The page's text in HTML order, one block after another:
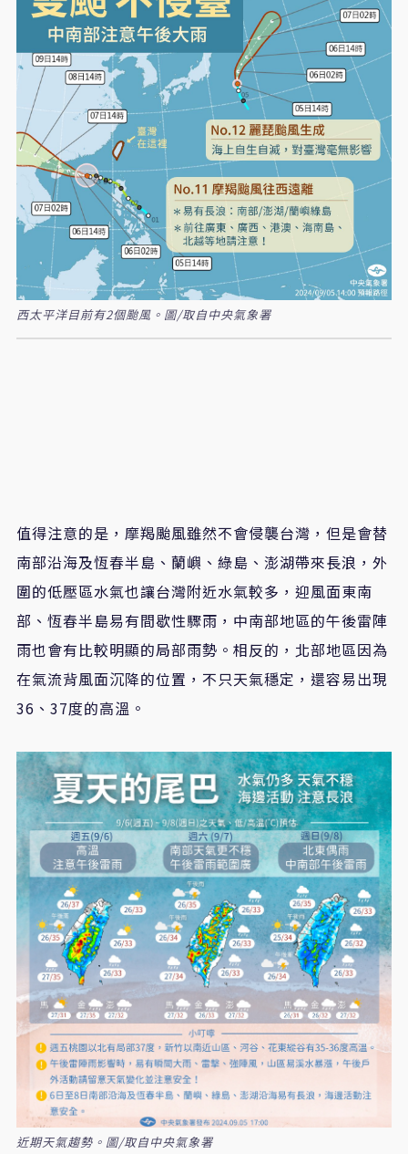
西太平洋目前有2個颱風。圖/取自中央氣象署
值得注意的是，摩羯颱風雖然不會侵襲台灣，但是會替
南部沿海及恆春半島、蘭嶼、綠島、澎湖帶來長浪，外
圍的低壓區水氣也讓台灣附近水氣較多，迎風面東南
部、恆春半島易有間歇性驟雨，中南部地區的午後雷陣
雨也會有比較明顯的局部雨勢。相反的，北部地區因為
在氣流背風面沉降的位置，不只天氣穩定，還容易出現
36、37度的高溫。
近期天氣趨勢。圖/取自中央氣象署